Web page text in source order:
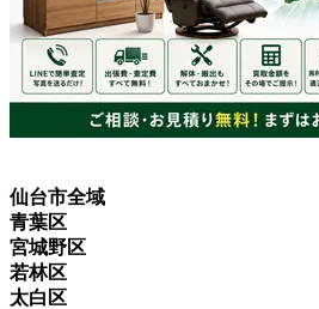
仙台市全域
青葉区
宮城野区
若林区
太白区